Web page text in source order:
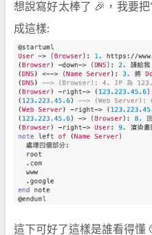
想說寫好太棒了 🎉，我要
成這樣:
這下可好了這樣是誰看得懂